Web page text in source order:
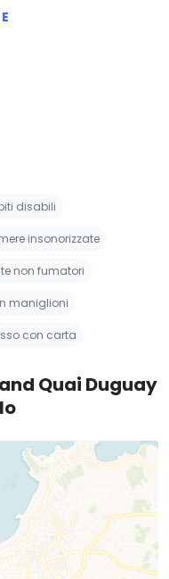
disabili
insonorizzate
non fumatori
maniglioni
con carta
Quai Duguay